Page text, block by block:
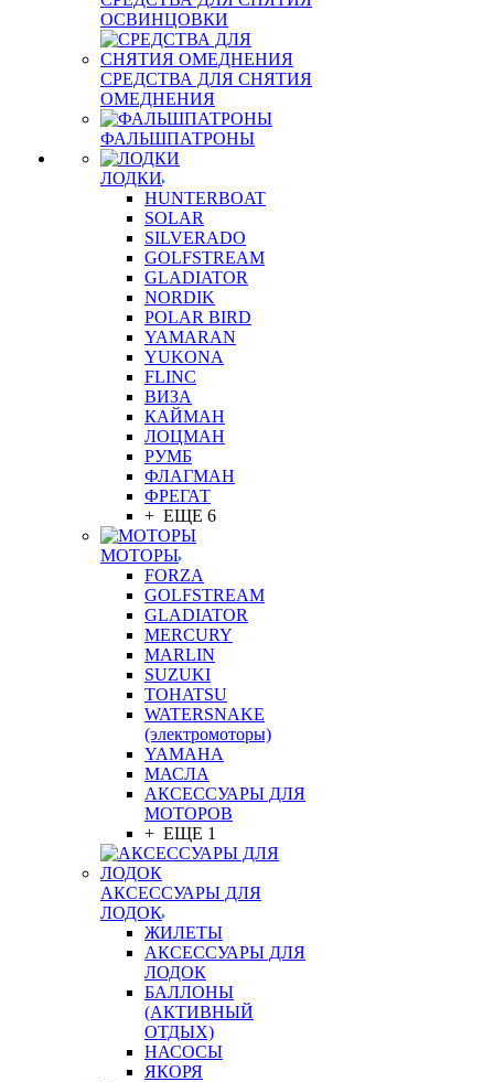
ОСВИНЦОВКИ
СРЕДСТВА ДЛЯ СНЯТИЯ
ОМЕДНЕНИЯ
ФАЛЬШПАТРОНЫ
ЛОДКИ
HUNTERBOAT
SOLAR
SILVERADO
GOLFSTREAM
GLADIATOR
NORDIK
POLAR BIRD
YAMARAN
YUKONA
FLINC
ВИЗА
КАЙМАН
ЛОЦМАН
РУМБ
ФЛАГМАН
ФРЕГАТ
+ ЕЩЕ 6
МОТОРЫ
FORZA
GOLFSTREAM
GLADIATOR
MERCURY
MARLIN
SUZUKI
TOHATSU
WATERSNAKE
(электромоторы)
YAMAHA
МАСЛА
АКСЕССУАРЫ ДЛЯ
МОТОРОВ
+ ЕЩЕ 1
АКСЕССУАРЫ ДЛЯ
ЛОДОК
ЖИЛЕТЫ
АКСЕССУАРЫ ДЛЯ
ЛОДОК
БАЛЛОНЫ
(АКТИВНЫЙ
ОТДЫХ)
НАСОСЫ
ЯКОРЯ